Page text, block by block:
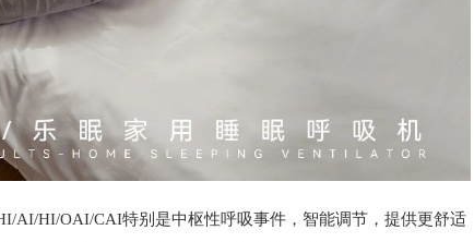
HI/OAI/CAI特别是中枢性呼吸事件，智能调节，提供更舒适